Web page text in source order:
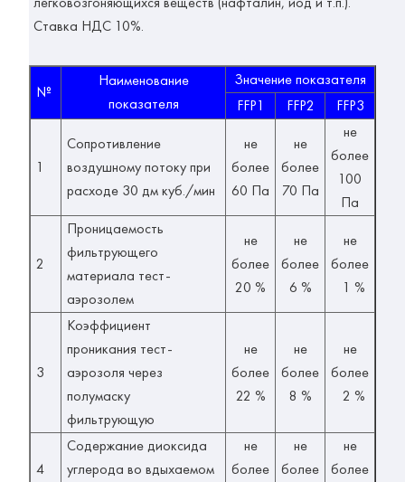
Ставка НДС 10%.
№
Наименование
показателя
Значение показателя
FFP1
FFP2 FFP3
1
Сопротивление
воздушному потоку при
расходе 30 дм куб./мин
не
более
60 Па
не
более
70 Па
не
более
100
Па
2
Проницаемость
фильтрующего
материала тест-
аэрозолем
не
более
20 %
не
более
6 %
не
более
1 %
3
Коэффициент
проникания тест-
аэрозоля через
полумаску
фильтрующую
не
более
22 %
не
более
8 %
не
более
2 %
4
Содержание диоксида
углерода во вдыхаемом
не
более
не
более
не
более